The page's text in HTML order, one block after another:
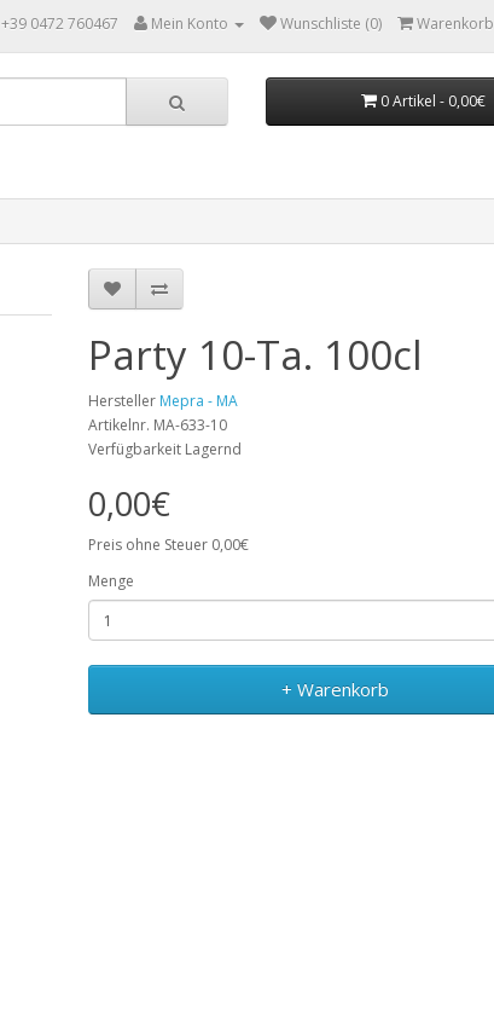
+39 0472 760467 Mein Konto Wunschliste (0) Warenkorb
0 Artikel - 0,00€
Party 10-Ta. 100cl
Hersteller Mepra - MA
Artikelnr. MA-633-10
Verfügbarkeit Lagernd
0,00€
Preis ohne Steuer 0,00€
Menge
+ Warenkorb